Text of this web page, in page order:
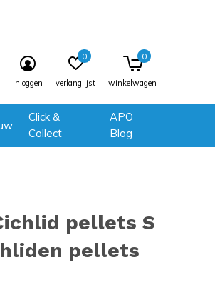
Click &
Collect
APO
Blog
inloggen verlanglijst
0
winkelwagen
0
pellets S
pellets